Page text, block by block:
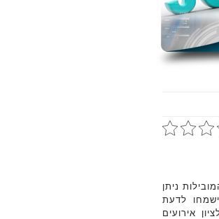
ניתן
לדעת
אירועים